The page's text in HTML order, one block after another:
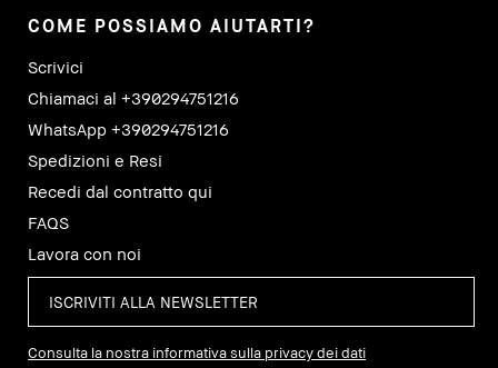
COME POSSIAMO AIUTARTI?
Scrivici
Chiamaci al +390294751216
WhatsApp +390294751216
Spedizioni e Resi
Recedi dal contratto qui
FAQS
Lavora con noi
Consulta la nostra informativa sulla privacy dei dati